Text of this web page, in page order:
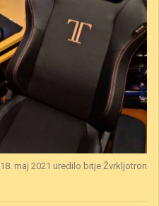
18. maj 2021 uredilo bitje Žvrkljotron